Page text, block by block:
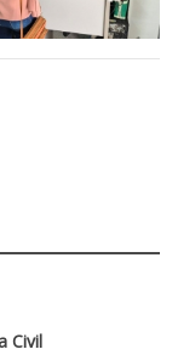
Civil